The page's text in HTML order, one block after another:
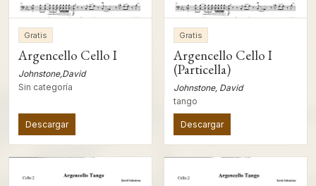
Gratis
Argencello Cello I
Johnstone,David
Sin categoría
Descargar
Gratis
Argencello Cello I
(Particella)
Johnstone, David
tango
Descargar